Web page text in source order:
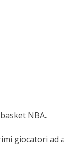
NBA.
giocatori